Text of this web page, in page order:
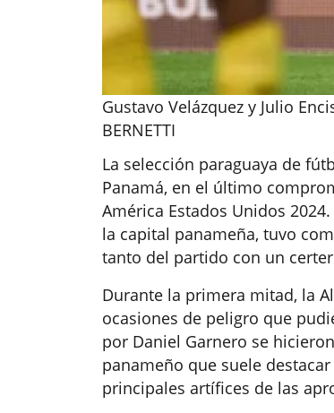
Gustavo Velázquez y Julio
BERNETTI
La selección paraguaya de
Panamá, en el último
América Estados Unidos
la capital panameña, tuvo
tanto del partido con un
Durante la primera mitad, la
ocasiones de peligro que
por Daniel Garnero se
panameño que suele
principales artífices de las